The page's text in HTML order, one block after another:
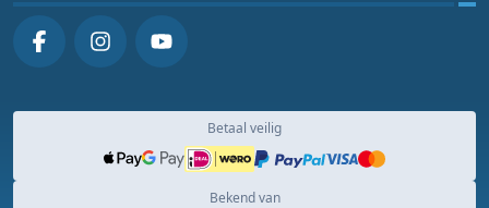
Betaal veilig
Bekend van